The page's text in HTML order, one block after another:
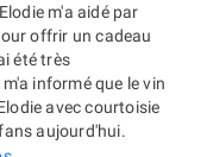
m'a aidé par
offrir un cadeau
été très
informé que le vin
avec courtoisie
aujourd'hui.